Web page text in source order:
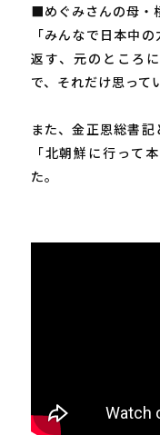
■めぐみさんの母・
「みんなで日本中
返す、元のところ
で、それだけ思って
また、金正恩総書
「北朝鮮に行って
た。